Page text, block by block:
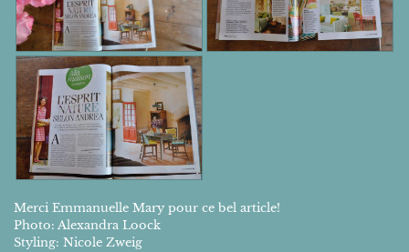
Merci Emmanuelle Mary pour ce bel article!
Photo: Alexandra Loock
Styling: Nicole Zweig